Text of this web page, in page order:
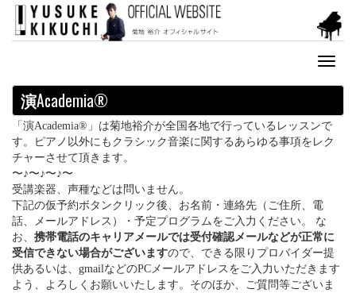
Toggle
演Academia®
「演Academia®」は菊地裕介が全国各地で行っているレッスンで
す。ピアノ以外にもクラシック音楽に関するあらゆる事項をレク
チャーさせて頂きます。
〜♪〜♪〜♪〜
受講楽器、声種などは問いません。
下記の仮予約ボタンクリック後、お名前・連絡先（ご住所、電
話、メールアドレス）・予定プログラムをご入力ください。 な
お、 携帯電話のキャリアメールでは受付確認メールなどが正常に
受信できない場合がございますので、できる限りプロバイダー提
供あるいは、gmailなどのPCメールアドレスをご入力いただきます
よう、よろしくお願いいたします。そのほか、ご質問等ございま